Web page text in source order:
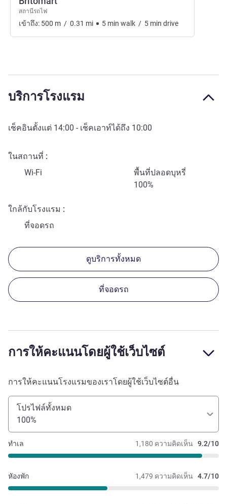
สถานีรถไฟ
เข้าถึง: 500 m / 0.31 mi 5 min walk / 5 min drive
บริการโรงแรม
เช็คอินตั้งแต่ 14:00 - เช็คเอาท์ได้ถึง 10:00
ในสถานที่
Wi-Fi
พื้นที่ปลอดบุหรี่
100%
ใกล้กับโรงแรม
ที่จอดรถ
ดูบริการทั้งหมด
ที่จอดรถ
การให้คะแนนโดยผู้ใช้เว็บไซต์
การให้คะแนนโรงแรมของเราโดยผู้ใช้เว็บไซต์อื่น
โปรไฟล์ทั้งหมด
100%
1,180 ความคิดเห็น 9.2/10
ทำเล
1,479 ความคิดเห็น 4.7/10
หัองพัก